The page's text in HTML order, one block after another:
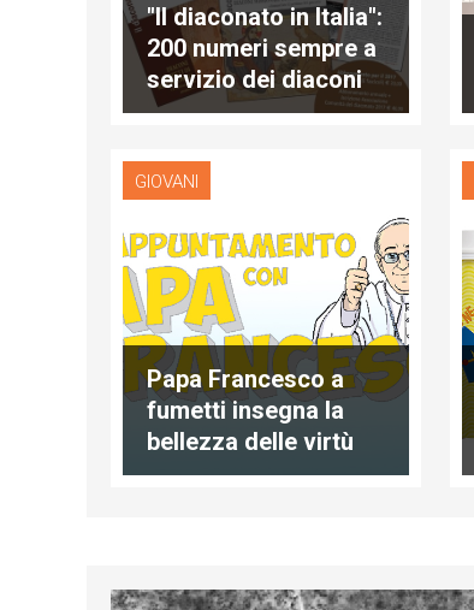
"Il diaconato in Italia":
200 numeri sempre a
servizio dei diaconi
GIOVANI
Papa Francesco a
fumetti insegna la
bellezza delle virtù